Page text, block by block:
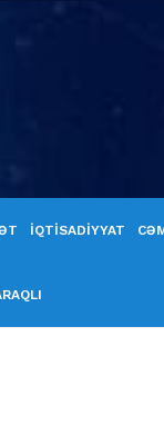
İQTİSADİYYAT